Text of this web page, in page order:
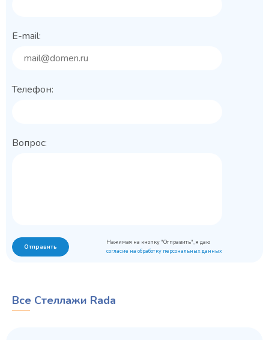
E-mail:
Телефон:
Вопрос:
Отправить
Нажимая на кнопку "Отправить", я даю
согласие на обработку персональных данных
Все Стеллажи Rada